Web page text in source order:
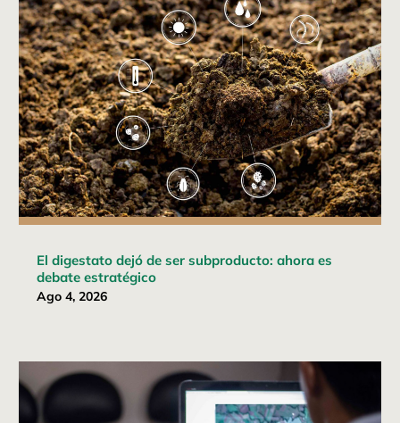
El digestato dejó de ser subproducto: ahora es
debate estratégico
Ago 4, 2026